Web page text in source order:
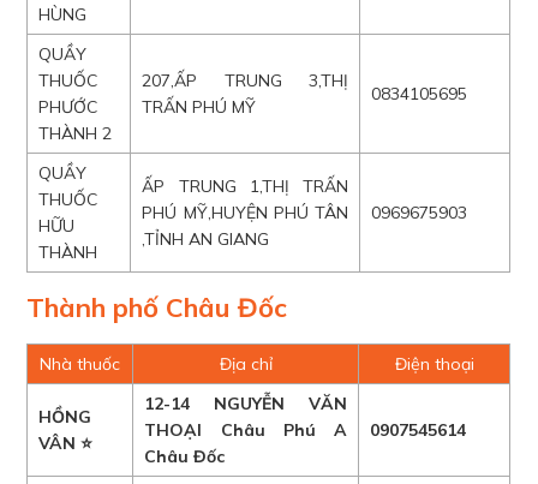
HÙNG
QUẦY
THUỐC
PHƯỚC
THÀNH 2
207,ẤP TRUNG 3,THỊ
TRẤN PHÚ MỸ
0834105695
QUẦY
THUỐC
HỮU
THÀNH
ẤP TRUNG 1,THỊ TRẤN
PHÚ MỸ,HUYỆN PHÚ TÂN
,TỈNH AN GIANG
0969675903
Thành phố Châu Đốc
Nhà thuốc Địa chỉ Điện thoại
HỒNG
VÂN ⭐
12-14 NGUYỄN VĂN
THOẠI Châu Phú A
Châu Đốc
0907545614